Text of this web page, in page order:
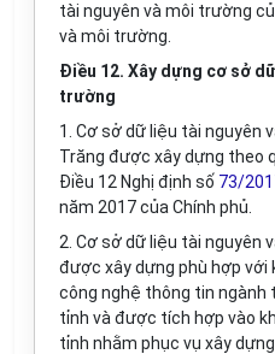
tài nguyên và môi trường
và môi trường.
Điều 12. Xây dựng cơ sở
trường
1. Cơ sở dữ liệu tài nguyên
Trăng được xây dựng theo
Điều 12 Nghị định số 73/
năm 2017 của Chính phủ.
2. Cơ sở dữ liệu tài nguyên
được xây dựng phù hợp
công nghệ thông tin ngành
tỉnh và được tích hợp vào
tỉnh nhằm phục vụ xây